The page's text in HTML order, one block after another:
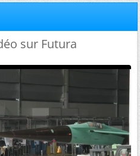
sur Futura